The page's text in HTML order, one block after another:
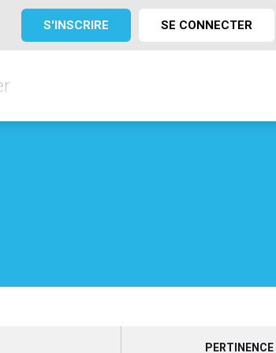
S'INSCRIRE SE CONNECTER
PERTINENCE